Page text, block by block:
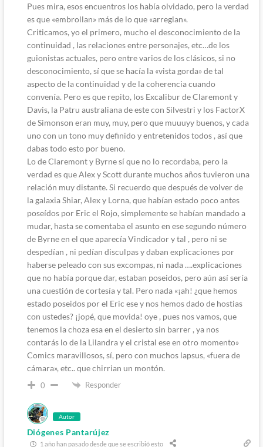
Pues mira, esos encuentros los había olvidado, pero la verdad
es que «embrollan» más de lo que «arreglan».
Criticamos, yo el primero, mucho el desconocimiento de la
continuidad , las relaciones entre personajes, etc…de los
guionistas actuales, pero entre varios de los clásicos, si no
desconocimiento, sí que se hacía la «vista gorda» de tal
aspecto de la continuidad y de la coherencia cuando
convenía. Pero es que repito, los Excalibur de Claremont y
Davis, la Patru australiana de este con Silvestri y los FactorX
de Simonson eran muy, muy, pero que muuuyy buenos, y cada
uno con un tono muy definido y entretenidos todos , así que
dabas todo esto por bueno.
Lo de Claremont y Byrne sí que no lo recordaba, pero la
verdad es que Alex y Scott durante muchos años tuvieron una
relación muy distante. Si recuerdo que después de volver de
la galaxia Shiar, Alex y Lorna, que habían estado poco antes
poseídos por Eric el Rojo, simplemente se habían mandado a
mudar, hasta se comentaba el asunto en ese segundo número
de Byrne en el que aparecía Vindicador y tal , pero ni se
despedían , ni pedían disculpas y daban explicaciones por
haberse peleado con sus excompas, ni nada ….explicaciones
que no había porque dar, estaban poseidos, pero aún así sería
una cuestión de cortesía y tal. Pero nada «¡ah! ¿que hemos
estado poseidos por el Eric ese y nos hemos dado de hostias
con ustedes? ¡jopé, que movida! oye , pues nos vamos, que
tenemos la choza esa en el desierto sin barrer , ya nos
contarás lo de la Lilandra y el cristal ese en otro momento»
Comics maravillosos, sí, pero con muchos lapsus, «fuera de
cámara», etc.. que chirrian un montón.
0 Responder
Autor
Diógenes Pantarújez
1 año han pasado desde que se escribió esto